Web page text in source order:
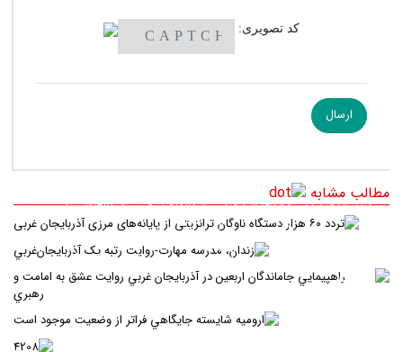
کد تصویری:
مطالب مشابه
تردد ۶۰ هزار دستگاه ناوگان ترانزیتی از پایانه‌های مرزی آذربایجان ‌غربی
زندان، مدرسه مهارت-روايت رتبه يک آذربايجان‌غربي
راهپيمايي جاماندگان اربعين در آذربايجان غربي روايت عشق به امامت و
رهبري